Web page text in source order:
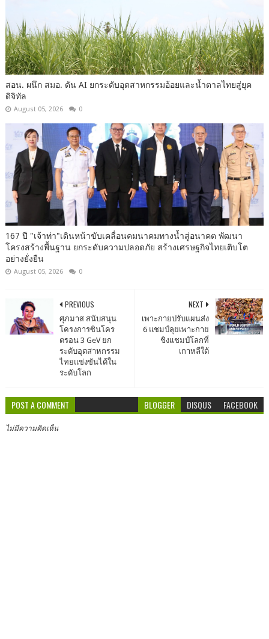
สอน. ผนึก สมอ. ดัน AI ยกระดับอุตสาหกรรมอ้อยและน้ำตาลไทยสู่ยุค
ดิจิทัล
August 05, 2026 0
167 ปี "เจ้าท่า"เดินหน้าขับเคลื่อนคมนาคมทางน้ำสู่อนาคต พัฒนา
โครงสร้างพื้นฐาน ยกระดับความปลอดภัย สร้างเศรษฐกิจไทยเติบโต
อย่างยั่งยืน
August 05, 2026 0
NEXT
เพาะกายปรับแผนส่ง
6 แชมป์ลุยเพาะกาย
ชิงแชมป์โลกที่
เกาหลีใต้
PREVIOUS
ศุภมาส สนับสนุน
โครงการซินโคร
ตรอน 3 GeV ยก
ระดับอุตสาหกรรม
ไทยแข่งขันได้ใน
ระดับโลก
POST A COMMENT BLOGGER DISQUS FACEBOOK
ไม่มีความคิดเห็น